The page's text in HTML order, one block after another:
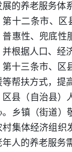
的养老服务体
第十二条市、区
普惠性、兜底性
并根据人口、经
第十三条市、区
等帮扶方式，提
区县（自治县）
。乡镇（街道）
村集体经济组织
人的养老服务